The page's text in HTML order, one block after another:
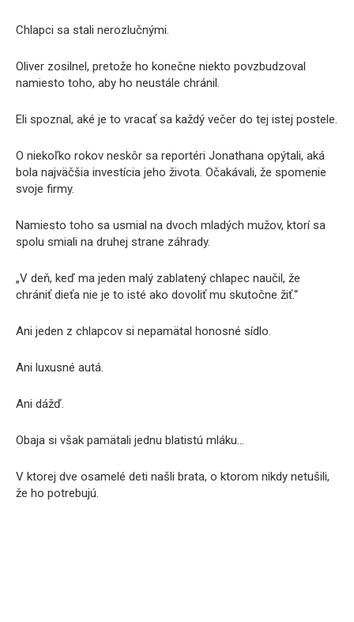
Chlapci sa stali nerozlučnými.
Oliver zosilnel, pretože ho konečne niekto povzbudzoval
namiesto toho, aby ho neustále chránil.
Eli spoznal, aké je to vracať sa každý večer do tej istej postele.
O niekoľko rokov neskôr sa reportéri Jonathana opýtali, aká
bola najväčšia investícia jeho života. Očakávali, že spomenie
svoje firmy.
Namiesto toho sa usmial na dvoch mladých mužov, ktorí sa
spolu smiali na druhej strane záhrady.
„V deň, keď ma jeden malý zablatený chlapec naučil, že
chrániť dieťa nie je to isté ako dovoliť mu skutočne žiť.“
Ani jeden z chlapcov si nepamätal honosné sídlo.
Ani luxusné autá.
Ani dážď.
Obaja si však pamätali jednu blatistú mláku…
V ktorej dve osamelé deti našli brata, o ktorom nikdy netušili,
že ho potrebujú.